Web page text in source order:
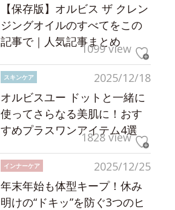
【保存版】オルビス ザ クレン
ジングオイルのすべてをこの
記事で｜人気記事まとめ
1099 view
2025/12/18
スキンケア
オルビスユー ドットと一緒に
使ってさらなる美肌に！おす
すめプラスワンアイテム4選
1828 view
2025/12/25
インナーケア
年末年始も体型キープ！休み
明けの“ドキッ”を防ぐ3つのヒ